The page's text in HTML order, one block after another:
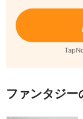
ファンタジー